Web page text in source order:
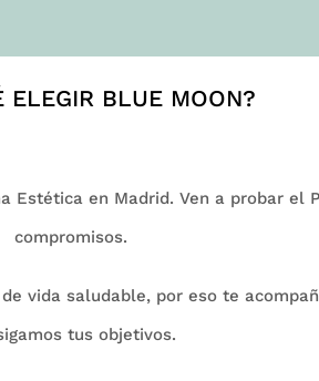
ELEGIR BLUE MOON?
Estética en Madrid. Ven a probar el
compromisos.
vida saludable, por eso te
tus objetivos.